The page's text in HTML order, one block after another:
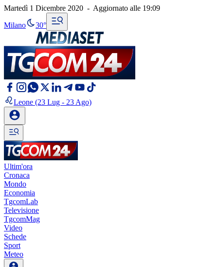
Martedì 1 Dicembre 2020 - Aggiornato alle 19:09
Milano 30°
Leone (23 Lug - 23 Ago)
Ultim'ora
Cronaca
Mondo
Economia
TgcomLab
Televisione
TgcomMag
Video
Schede
Sport
Meteo